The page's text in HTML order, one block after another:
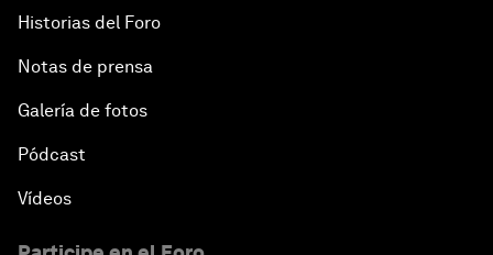
Historias del Foro
Notas de prensa
Galería de fotos
Pódcast
Vídeos